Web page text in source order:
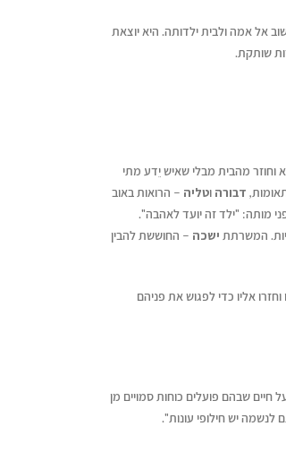
אל אמה ולבית ילדותה. היא יוצאת
שותקת.
וחוזר מהבית מבלי שאיש יֵדע מתי
דבורה וטליה – הרואות באוב
מותה: "ילד זה יועד לאהבה".
המשרתת ישכה – החוששת להבין
אליו כדי לפגוש את פניהם
שבהם פועלים כוחות סמויים מן
לנשמה יש חילופי עונות".